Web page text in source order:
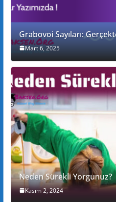
Grabovoi Sayıları:
Mart 6, 2025
Neden Sürekli Yorgunuz?
Kasım 2, 2024